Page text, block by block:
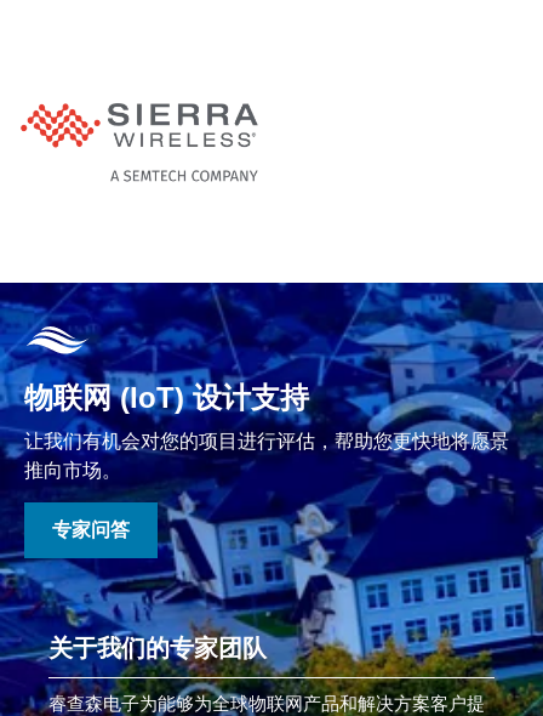
物联网 (IoT) 设计支持
让我们有机会对您的项目进行评估，帮助您更快地将愿景
推向市场。
专家问答
关于我们的专家团队
睿查森电子为能够为全球物联网产品和解决方案客户提